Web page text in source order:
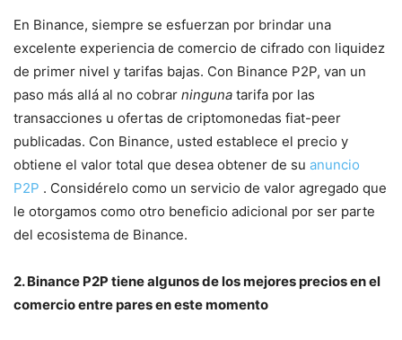
En Binance, siempre se esfuerzan por brindar una
excelente experiencia de comercio de cifrado con liquidez
de primer nivel y tarifas bajas. Con Binance P2P, van un
paso más allá al no cobrar ninguna tarifa por las
transacciones u ofertas de criptomonedas fiat-peer
publicadas. Con Binance, usted establece el precio y
obtiene el valor total que desea obtener de su anuncio
P2P . Considérelo como un servicio de valor agregado que
le otorgamos como otro beneficio adicional por ser parte
del ecosistema de Binance.
2. Binance P2P tiene algunos de los mejores precios en el
comercio entre pares en este momento